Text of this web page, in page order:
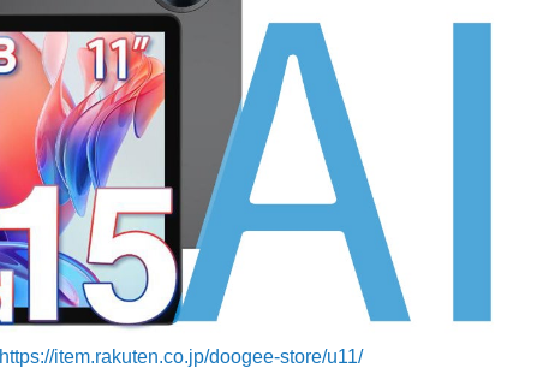
https://item.rakuten.co.jp/doogee-store/u11/